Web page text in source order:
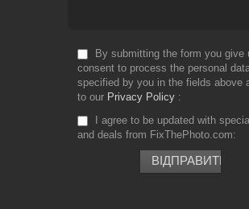
By submitting the form you give
consent to process the personal
specified by you in the fields above
to our Privacy Policy
I agree to be updated with
and deals from FixThePhoto.com